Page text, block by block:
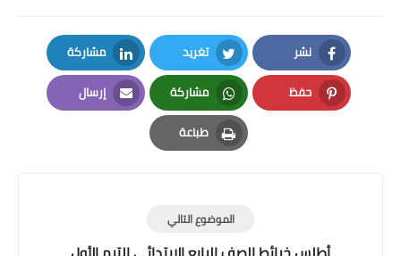
نشر
Facebook
تغريد
Twitter
مشاركة
LinkedIn
حفظ
Pinterest
مشاركة
Whatsapp
إرسال
Email
طباعة
Print
الموضوع التالي